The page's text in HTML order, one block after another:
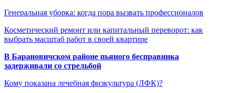
Генеральная уборка: когда пора вызвать профессионалов
Косметический ремонт или капитальный переворот: как
выбрать масштаб работ в своей квартире
В Барановичском районе пьяного бесправника
задерживали со стрельбой
Кому показана лечебная физкультура (ЛФК)?